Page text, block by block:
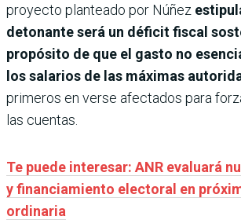
proyecto planteado por Núñez
detonante será un déficit fiscal
propósito de que el gasto no
los salarios de las máximas
primeros en verse afectados para
las cuentas.
Te puede interesar: ANR evaluará
y financiamiento electoral en
ordinaria